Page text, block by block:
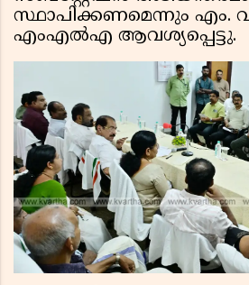
സ്ഥാപിക്കണമെന്നും എം.
എംഎൽഎ ആവശ്യപ്പെട്ടു.